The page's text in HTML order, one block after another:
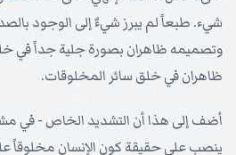
شيء. طبعاً لم يبرز شيءٌ إلى الوجود
وتصميمه ظاهران بصورة جلية جداً في
ظاهران في خلق سائر المخلوقات.
أضف إلى هذا أن التشديد الخاص - في
ينصب على حقيقة كون الإنسان مخلوقاً